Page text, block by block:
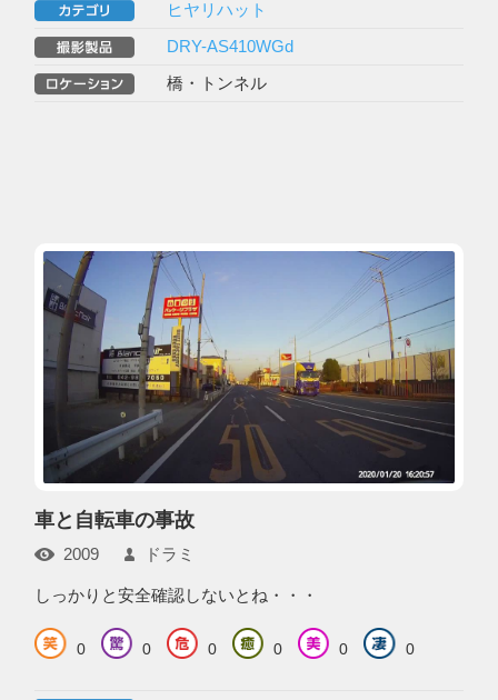
ヒヤリハット
DRY-AS410WGd
橋・トンネル
車と自転車の事故
2009 ドラミ
しっかりと安全確認しないとね・・・
0 0 0 0 0 0